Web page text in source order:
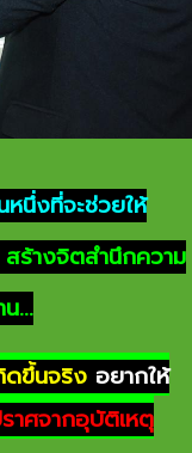
หนึ่งที่จะช่วยให้
ร้างจิตสำนึกความ
...
ดขึ้นจริง อยากให้
าศจากอุบัติเหตุ